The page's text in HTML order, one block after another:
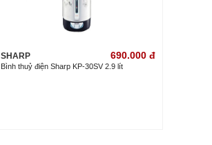
SHARP 690.000 đ
Bình thuỷ điện Sharp KP-30SV 2.9 lít